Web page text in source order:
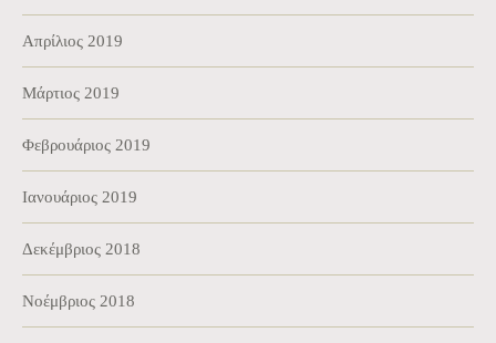
Απρίλιος 2019
Μάρτιος 2019
Φεβρουάριος 2019
Ιανουάριος 2019
Δεκέμβριος 2018
Νοέμβριος 2018